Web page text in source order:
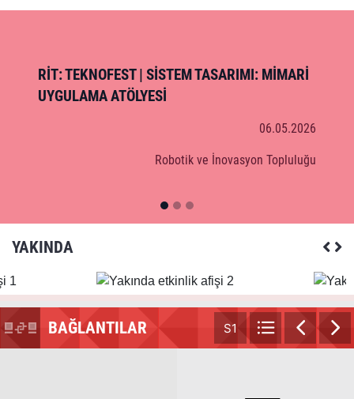
RİT: TEKNOFEST | SISTEM TASARIMI: MIMARI
UYGULAMA ATÖLYESI
06.05.2026
Robotik ve İnovasyon Topluluğu
YAKINDA
BAĞLANTILAR S1